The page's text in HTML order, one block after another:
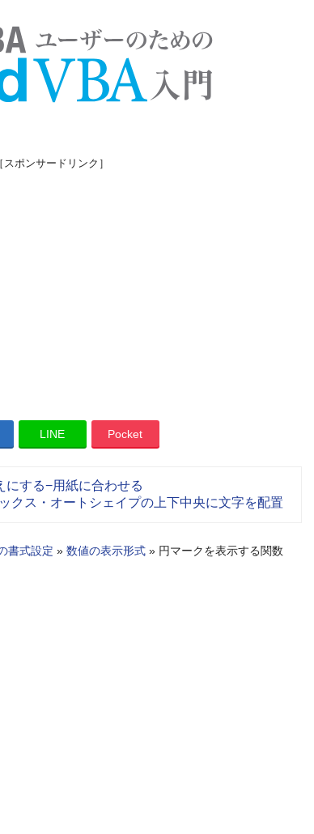
［スポンサードリンク］
LINE Pocket
にする−用紙に合わせる
クス・オートシェイプの上下中央に文字を配置
書式設定 » 数値の表示形式 » 円マークを表示する関数